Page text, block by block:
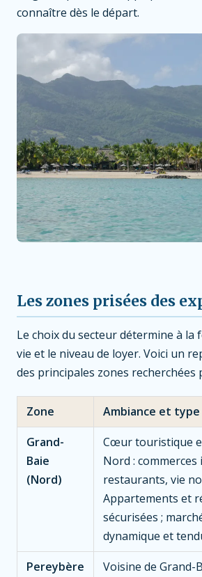
connaître dès le départ.
Les zones prisées des
Le choix du secteur détermine à la
vie et le niveau de loyer. Voici un
des principales zones recherchées
Zone
Ambiance et
Grand-
Baie
(Nord)
Cœur touristique
Nord :
restaurants, vie
Appartements et
sécurisées ;
dynamique et
Pereybère
Voisine de Grand-